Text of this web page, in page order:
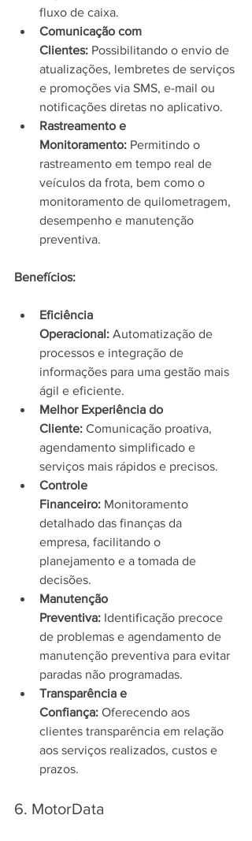
fluxo de caixa.
Comunicação com
Clientes: Possibilitando o envio de
atualizações, lembretes de serviços
e promoções via SMS, e-mail ou
notificações diretas no aplicativo.
Rastreamento e
Monitoramento: Permitindo o
rastreamento em tempo real de
veículos da frota, bem como o
monitoramento de quilometragem,
desempenho e manutenção
preventiva.
Benefícios:
Eficiência
Operacional: Automatização de
processos e integração de
informações para uma gestão mais
ágil e eficiente.
Melhor Experiência do
Cliente: Comunicação proativa,
agendamento simplificado e
serviços mais rápidos e precisos.
Controle
Financeiro: Monitoramento
detalhado das finanças da
empresa, facilitando o
planejamento e a tomada de
decisões.
Manutenção
Preventiva: Identificação precoce
de problemas e agendamento de
manutenção preventiva para evitar
paradas não programadas.
Transparência e
Confiança: Oferecendo aos
clientes transparência em relação
aos serviços realizados, custos e
prazos.
6. MotorData